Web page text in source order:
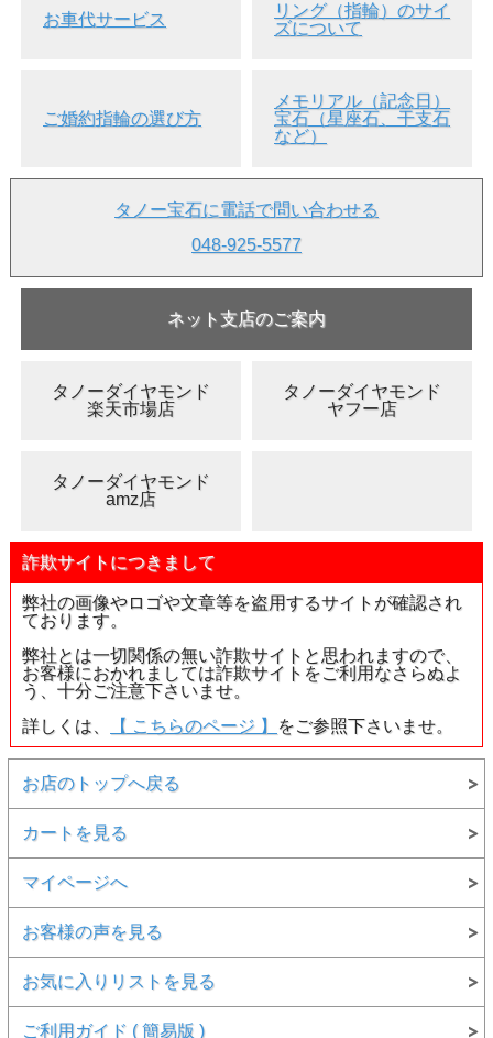
お車代サービス
リング（指輪）のサイ
ズについて
ご婚約指輪の選び方
メモリアル（記念日）
宝石（星座石、干支石
など）
タノー宝石に電話で問い合わせる
048-925-5577
ネット支店のご案内
タノーダイヤモンド
楽天市場店
タノーダイヤモンド
ヤフー店
タノーダイヤモンド
amz店
詐欺サイトにつきまして
弊社の画像やロゴや文章等を盗用するサイトが確認され
ております。
弊社とは一切関係の無い詐欺サイトと思われますので、
お客様におかれましては詐欺サイトをご利用なさらぬよ
う、十分ご注意下さいませ。
詳しくは、
【 こちらのページ 】 をご参照下さいませ。
お店のトップへ戻る
カートを見る
マイページへ
お客様の声を見る
お気に入りリストを見る
ご利用ガイド ( 簡易版 )